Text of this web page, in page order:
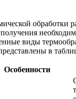
обработки
виды
в
Особенности